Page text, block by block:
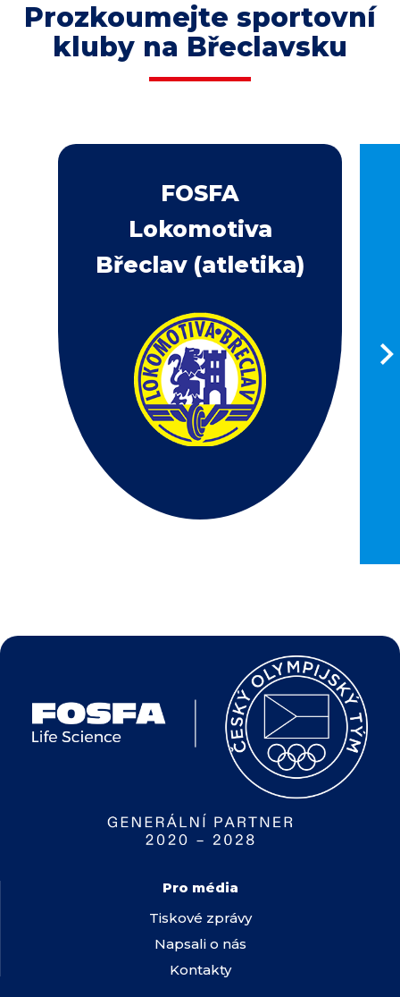
Prozkoumejte sportovní
kluby na Břeclavsku
FOSFA
Lokomotiva
Břeclav (atletika)
Pro média
Tiskové zprávy
Napsali o nás
Kontakty